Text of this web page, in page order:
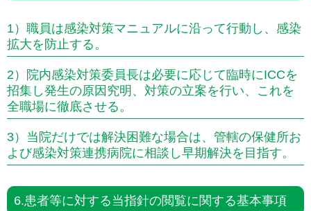
1）職員は感染対策マニュアルに沿って行動し、感染
拡大を防止する。
2）院内感染対策委員長は必要に応じて臨時にICCを
招集し発生の原因究明、対策の立案を行い、これを
全職場に徹底させる。
3）当院だけでは解決困難な場合は、管轄の保健所お
よび感染対策連携病院に相談し早期解決を目指す。
6.患者等に対する当指針の閲覧に関する基本事項